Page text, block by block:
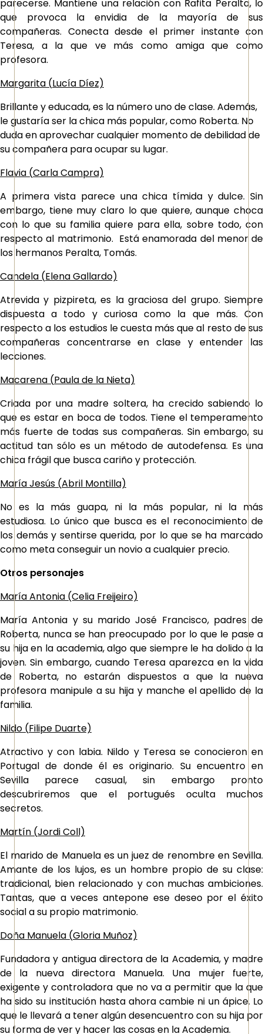
parecerse. Mantiene una relación con Rafita Peralta, lo
que provoca la envidia de la mayoría de sus
compañeras. Conecta desde el primer instante con
Teresa, a la que ve más como amiga que como
profesora.
Margarita (Lucía Díez)
Brillante y educada, es la número uno de clase. Además,
le gustaría ser la chica más popular, como Roberta. No
duda en aprovechar cualquier momento de debilidad de
su compañera para ocupar su lugar.
Flavia (Carla Campra)
A primera vista parece una chica tímida y dulce. Sin
embargo, tiene muy claro lo que quiere, aunque choca
con lo que su familia quiere para ella, sobre todo, con
respecto al matrimonio. Está enamorada del menor de
los hermanos Peralta, Tomás.
Candela (Elena Gallardo)
Atrevida y pizpireta, es la graciosa del grupo. Siempre
dispuesta a todo y curiosa como la que más. Con
respecto a los estudios le cuesta más que al resto de sus
compañeras concentrarse en clase y entender las
lecciones.
Macarena (Paula de la Nieta)
Criada por una madre soltera, ha crecido sabiendo lo
que es estar en boca de todos. Tiene el temperamento
más fuerte de todas sus compañeras. Sin embargo, su
actitud tan sólo es un método de autodefensa. Es una
chica frágil que busca cariño y protección.
María Jesús (Abril Montilla)
No es la más guapa, ni la más popular, ni la más
estudiosa. Lo único que busca es el reconocimiento de
los demás y sentirse querida, por lo que se ha marcado
como meta conseguir un novio a cualquier precio.
Otros personajes
María Antonia (Celia Freijeiro)
María Antonia y su marido José Francisco, padres de
Roberta, nunca se han preocupado por lo que le pase a
su hija en la academia, algo que siempre le ha dolido a la
joven. Sin embargo, cuando Teresa aparezca en la vida
de Roberta, no estarán dispuestos a que la nueva
profesora manipule a su hija y manche el apellido de la
familia.
Nildo (Filipe Duarte)
Atractivo y con labia. Nildo y Teresa se conocieron en
Portugal de donde él es originario. Su encuentro en
Sevilla parece casual, sin embargo pronto
descubriremos que el portugués oculta muchos
secretos.
Martín (Jordi Coll)
El marido de Manuela es un juez de renombre en Sevilla.
Amante de los lujos, es un hombre propio de su clase:
tradicional, bien relacionado y con muchas ambiciones.
Tantas, que a veces antepone ese deseo por el éxito
social a su propio matrimonio.
Doña Manuela (Gloria Muñoz)
Fundadora y antigua directora de la Academia, y madre
de la nueva directora Manuela. Una mujer fuerte,
exigente y controladora que no va a permitir que la que
ha sido su institución hasta ahora cambie ni un ápice. Lo
que le llevará a tener algún desencuentro con su hija por
su forma de ver y hacer las cosas en la Academia.